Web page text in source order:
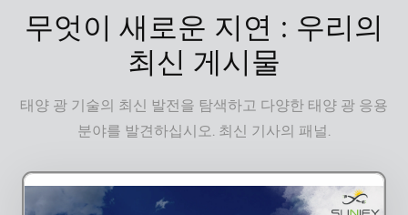
무엇이 새로운 지연 : 우리의
최신 게시물
태양 광 기술의 최신 발전을 탐색하고 다양한 태양 광 응용
분야를 발견하십시오. 최신 기사의 패널.